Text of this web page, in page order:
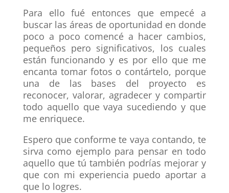
Para ello fué entonces que empecé a
buscar las áreas de oportunidad en donde
poco a poco comencé a hacer cambios,
pequeños pero significativos, los cuales
están funcionando y es por ello que me
encanta tomar fotos o contártelo, porque
una de las bases del proyecto es
reconocer, valorar, agradecer y compartir
todo aquello que vaya sucediendo y que
me enriquece.
Espero que conforme te vaya contando, te
sirva como ejemplo para pensar en todo
aquello que tú también podrías mejorar y
que con mi experiencia puedo aportar a
que lo logres.